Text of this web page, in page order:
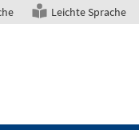
Leichte Sprache